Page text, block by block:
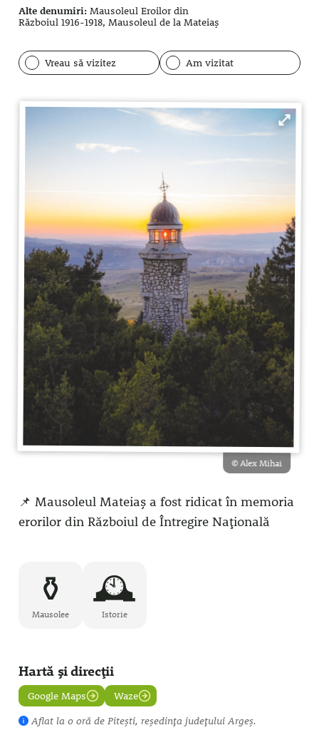
Alte denumiri: Mausoleul Eroilor din
Războiul 1916-1918, Mausoleul de la Mateiaș
Vreau să vizitez Am vizitat
© Alex Mihai
📌 Mausoleul Mateiaș a fost ridicat în memoria
erorilor din Războiul de Întregire Națională
⚱️
Mausolee
🕰️
Istorie
Hartă și direcții
Google Maps
Waze
Aflat la o orăde Pitești, reședința județului Argeș.